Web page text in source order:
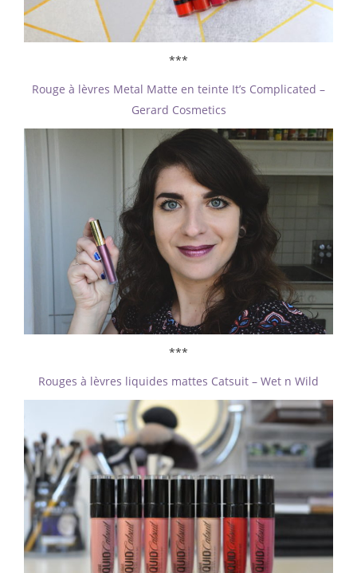
***
Rouge à lèvres Metal Matte en teinte It’s Complicated –
Gerard Cosmetics
***
Rouges à lèvres liquides mattes Catsuit – Wet n Wild